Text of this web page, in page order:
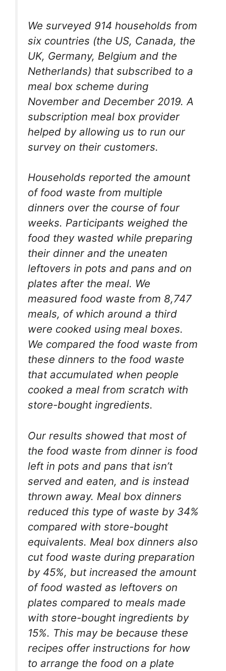
We surveyed 914 households from
six countries (the US, Canada, the
UK, Germany, Belgium and the
Netherlands) that subscribed to a
meal box scheme during
November and December 2019. A
subscription meal box provider
helped by allowing us to run our
survey on their customers.
Households reported the amount
of food waste from multiple
dinners over the course of four
weeks. Participants weighed the
food they wasted while preparing
their dinner and the uneaten
leftovers in pots and pans and on
plates after the meal. We
measured food waste from 8,747
meals, of which around a third
were cooked using meal boxes.
We compared the food waste from
these dinners to the food waste
that accumulated when people
cooked a meal from scratch with
store-bought ingredients.
Our results showed that most of
the food waste from dinner is food
left in pots and pans that isn’t
served and eaten, and is instead
thrown away. Meal box dinners
reduced this type of waste by 34%
compared with store-bought
equivalents. Meal box dinners also
cut food waste during preparation
by 45%, but increased the amount
of food wasted as leftovers on
plates compared to meals made
with store-bought ingredients by
15%. This may be because these
recipes offer instructions for how
to arrange the food on a plate